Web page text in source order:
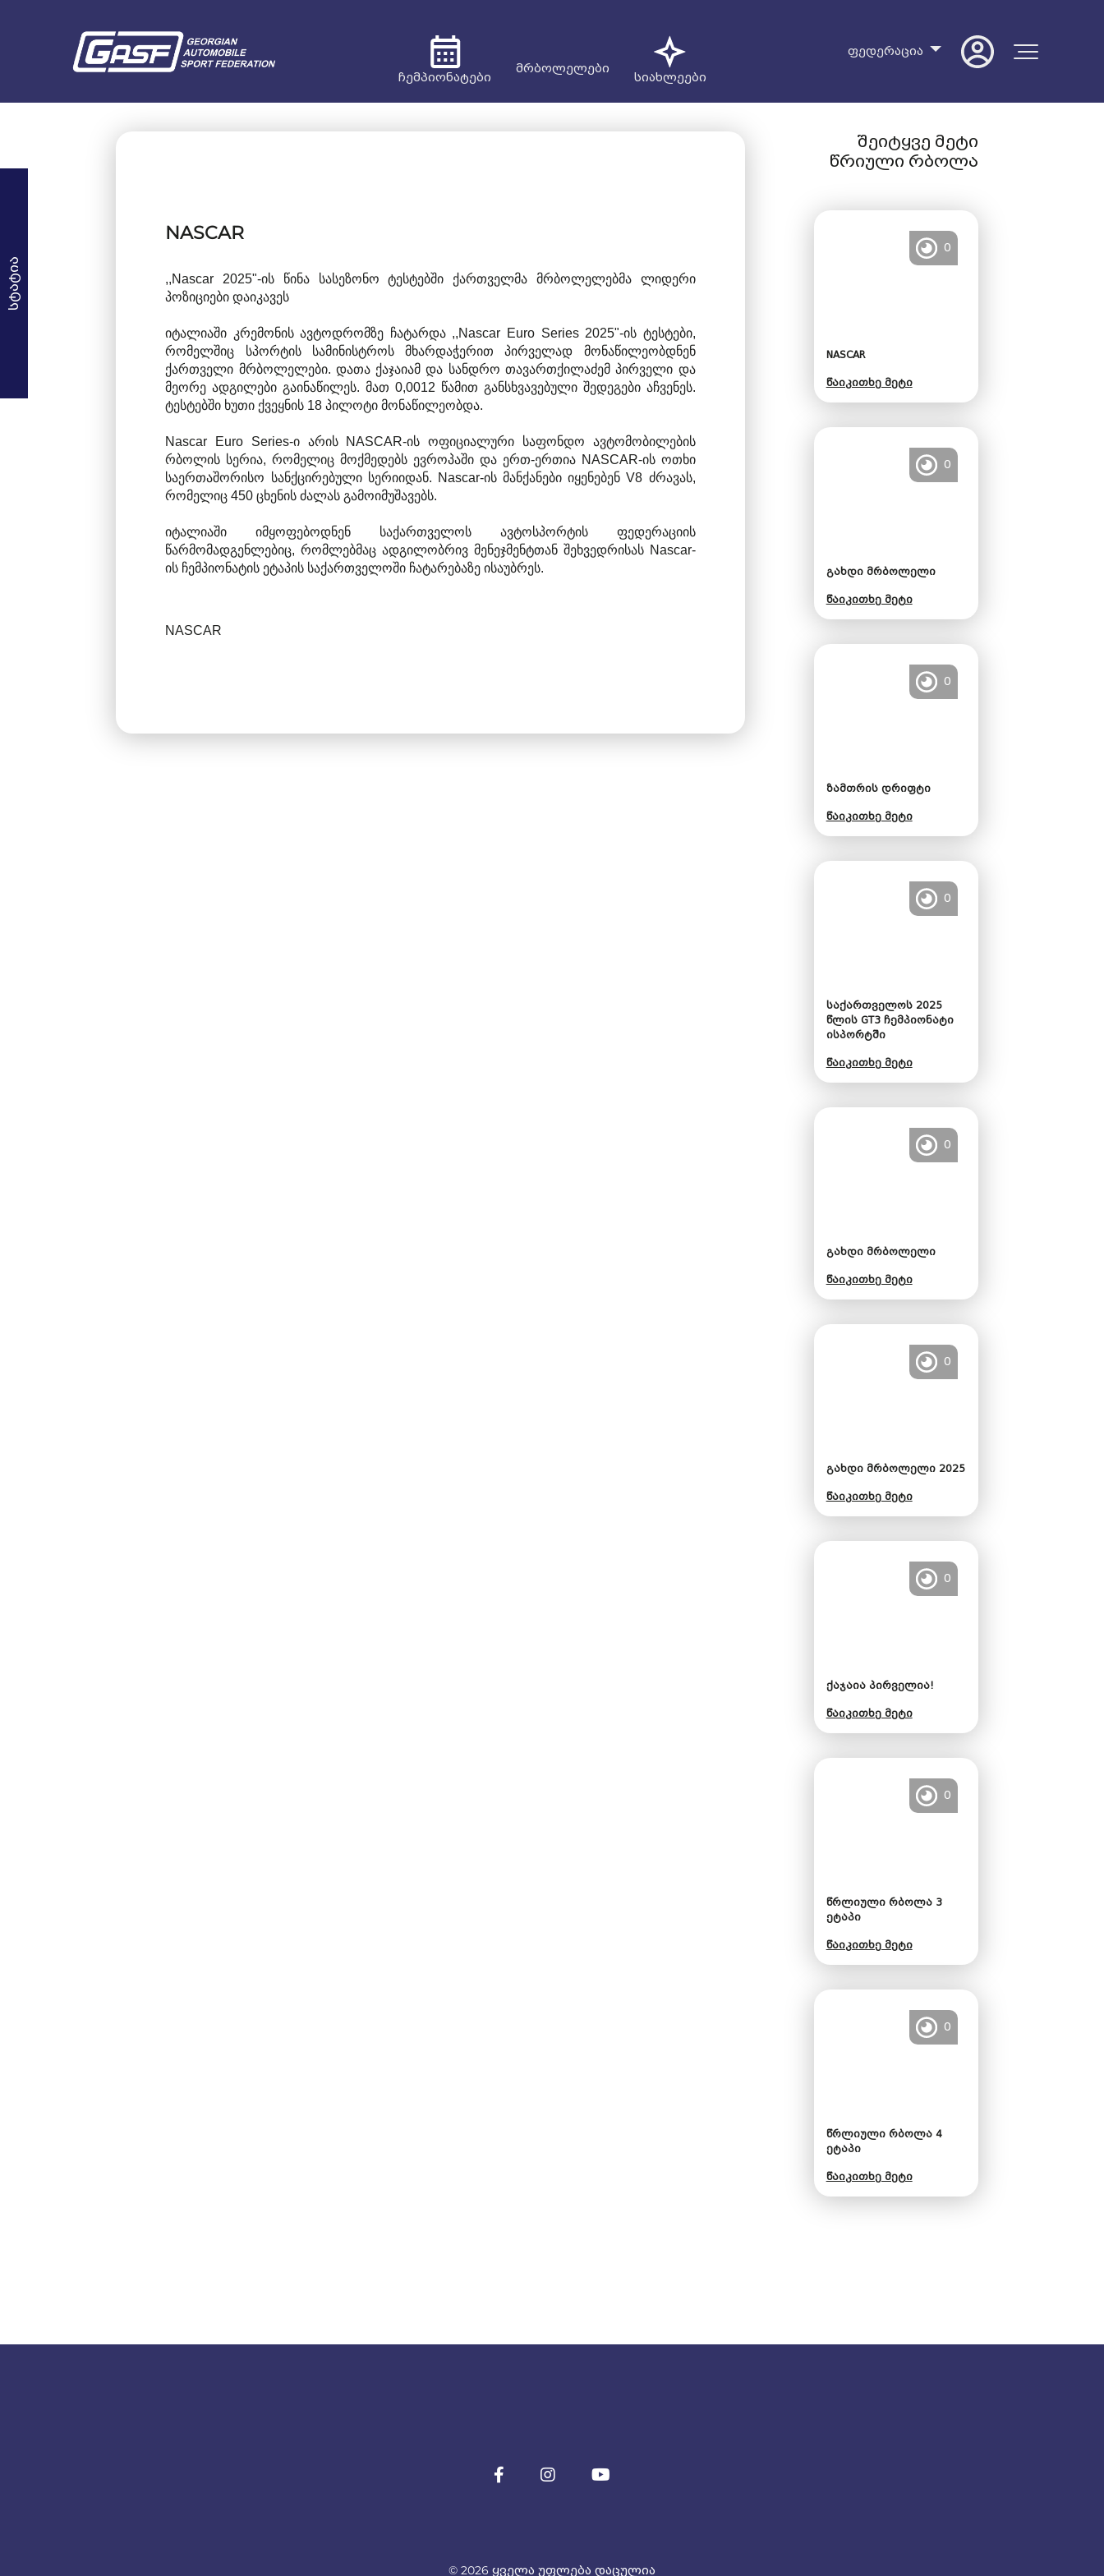
ფედერაცია
ჩემპიონატები
მრბოლელები
სიახლეები
სტატია
NASCAR
,,Nascar 2025"-ის წინა სასეზონო ტესტებში ქართველმა მრბოლელებმა ლიდერი
პოზიციები დაიკავეს
იტალიაში კრემონის ავტოდრომზე ჩატარდა ,,Nascar Euro Series 2025"-ის ტესტები,
რომელშიც სპორტის სამინისტროს მხარდაჭერით პირველად მონაწილეობდნენ
ქართველი მრბოლელები. დათა ქაჯაიამ და სანდრო თავართქილაძემ პირველი და
მეორე ადგილები გაინაწილეს. მათ 0,0012 წამით განსხვავებული შედეგები აჩვენეს.
ტესტებში ხუთი ქვეყნის 18 პილოტი მონაწილეობდა.
Nascar Euro Series-ი არის NASCAR-ის ოფიციალური საფონდო ავტომობილების
რბოლის სერია, რომელიც მოქმედებს ევროპაში და ერთ-ერთია NASCAR-ის ოთხი
საერთაშორისო სანქცირებული სერიიდან. Nascar-ის მანქანები იყენებენ V8 ძრავას,
რომელიც 450 ცხენის ძალას გამოიმუშავებს.
იტალიაში იმყოფებოდნენ საქართველოს ავტოსპორტის ფედერაციის
წარმომადგენლებიც, რომლებმაც ადგილობრივ მენეჯმენტთან შეხვედრისას Nascar-
ის ჩემპიონატის ეტაპის საქართველოში ჩატარებაზე ისაუბრეს.
NASCAR
შეიტყვე მეტი
წრიული რბოლა
0
NASCAR
წაიკითხე მეტი
0
გახდი მრბოლელი
წაიკითხე მეტი
0
ზამთრის დრიფტი
წაიკითხე მეტი
0
საქართველოს 2025
წლის GT3 ჩემპიონატი
ისპორტში
წაიკითხე მეტი
0
გახდი მრბოლელი
წაიკითხე მეტი
0
გახდი მრბოლელი 2025
წაიკითხე მეტი
0
ქაჯაია პირველია!
წაიკითხე მეტი
0
წრლიული რბოლა 3
ეტაპი
წაიკითხე მეტი
0
წრლიული რბოლა 4
ეტაპი
წაიკითხე მეტი
© 2026 ყველა უფლება დაცულია